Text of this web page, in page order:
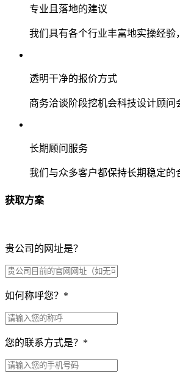
专业且落地的建议
我们具有各个行业丰富地实操经
透明干净的报价方式
商务洽谈阶段挖机会科技设计顾
长期顾问服务
我们与众多客户都保持长期稳定
获取方案
贵公司的网址是？
如何称呼您？ *
您的联系方式是？ *